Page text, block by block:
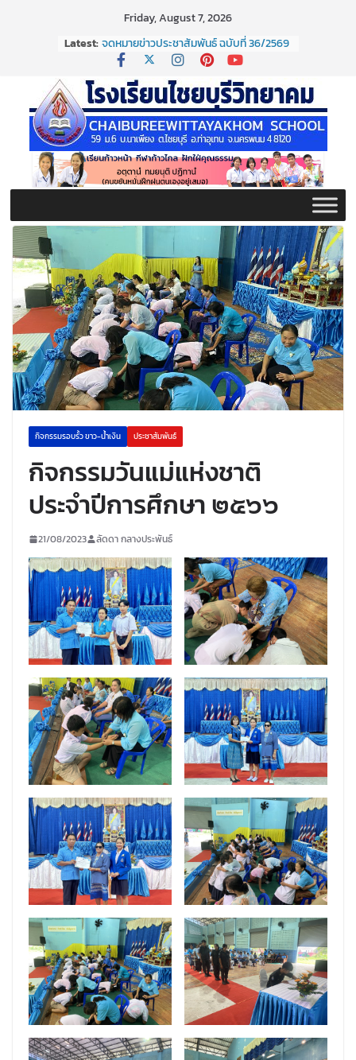
Friday, August 7, 2026
Latest: จดหมายข่าวประชาสัมพันธ์ ฉบับที่ 36/2569
ประจำเดือนมิถุนายน 2569
กิจกรรมวันสุนทรภู่ ประจำปี ๒๕๖๙
จดหมายข่าวประชาสัมพันธ์ ฉบับที่ 38/2569
ประจำเดือนมิถุนายน 2569
จดหมายข่าวประชาสัมพันธ์ ฉบับที่ 37/2569
ประจำเดือนมิถุนายน 2569
กิจกรรมรอบรั้ว ขาว-น้ำเงิน ประชาสัมพันธ์
กิจกรรมวันแม่แห่งชาติ
ประจำปีการศึกษา ๒๕๖๖
21/08/2023 ลัดดา กลางประพันธ์